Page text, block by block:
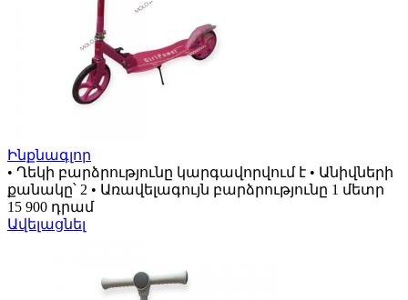
Ինքնագլոր
• Ղեկի բարձրությունը կարգավորվում է • Անիվների
քանակը՝ 2 • Առավելագույն բարձրությունը 1 մետր
15 900 դրամ
Ավելացնել